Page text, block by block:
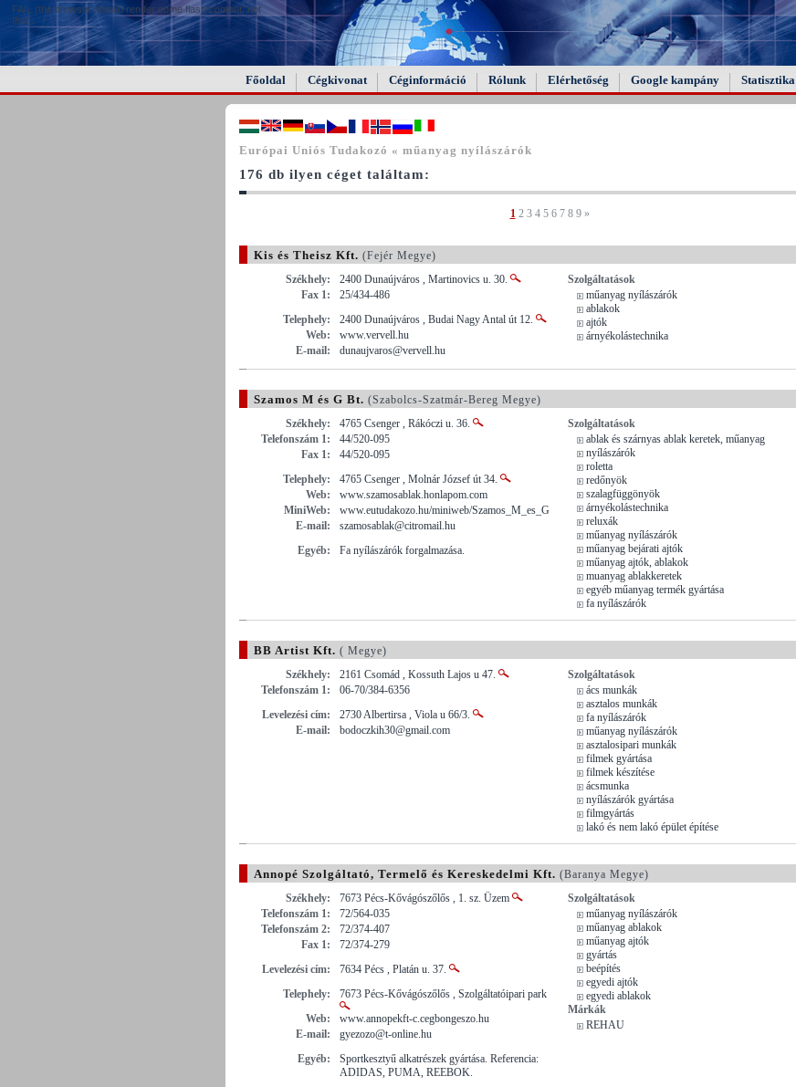
FAIL (the browser should render some flash content, not
this).
Főoldal Cégkivonat Céginformáció Rólunk Elérhetőség Google kampány Statisztika
Európai Uniós Tudakozó « műanyag nyílászárók
176 db ilyen céget találtam:
1 2 3 4 5 6 7 8 9 »
Kis és Theisz Kft. (Fejér Megye)
Székhely:
2400 Dunaújváros , Martinovics u. 30.
Fax 1:
25/434-486
Telephely:
2400 Dunaújváros , Budai Nagy Antal út 12.
Web:
www.vervell.hu
E-mail:
dunaujvaros@vervell.hu
Szolgáltatások
műanyag nyílászárók
ablakok
ajtók
árnyékolástechnika
Szamos M és G Bt. (Szabolcs-Szatmár-Bereg Megye)
Székhely:
4765 Csenger , Rákóczi u. 36.
Telefonszám 1:
44/520-095
Fax 1:
44/520-095
Telephely:
4765 Csenger , Molnár József út 34.
Web:
www.szamosablak.honlapom.com
MiniWeb:
www.eutudakozo.hu/miniweb/Szamos_M_es_G
E-mail:
szamosablak@citromail.hu
Egyéb:
Fa nyílászárók forgalmazása.
Szolgáltatások
ablak és szárnyas ablak keretek, műanyag
nyílászárók
roletta
redőnyök
szalagfüggönyök
árnyékolástechnika
reluxák
műanyag nyílászárók
műanyag bejárati ajtók
műanyag ajtók, ablakok
muanyag ablakkeretek
egyéb műanyag termék gyártása
fa nyílászárók
BB Artist Kft. ( Megye)
Székhely:
2161 Csomád , Kossuth Lajos u 47.
Telefonszám 1:
06-70/384-6356
Levelezési cím:
2730 Albertirsa , Viola u 66/3.
E-mail:
bodoczkih30@gmail.com
Szolgáltatások
ács munkák
asztalos munkák
fa nyílászárók
műanyag nyílászárók
asztalosipari munkák
filmek gyártása
filmek készítése
ácsmunka
nyílászárók gyártása
filmgyártás
lakó és nem lakó épület építése
Annopé Szolgáltató, Termelő és Kereskedelmi Kft. (Baranya Megye)
Székhely:
7673 Pécs-Kővágószőlős , 1. sz. Üzem
Telefonszám 1:
72/564-035
Telefonszám 2:
72/374-407
Fax 1:
72/374-279
Levelezési cím:
7634 Pécs , Platán u. 37.
Telephely:
7673 Pécs-Kővágószőlős , Szolgáltatóipari park
Web:
www.annopekft-c.cegbongeszo.hu
E-mail:
gyezozo@t-online.hu
Egyéb:
Sportkesztyű alkatrészek gyártása. Referencia:
ADIDAS, PUMA, REEBOK.
Szolgáltatások
műanyag nyílászárók
műanyag ablakok
műanyag ajtók
gyártás
beépítés
egyedi ajtók
egyedi ablakok
Márkák
REHAU